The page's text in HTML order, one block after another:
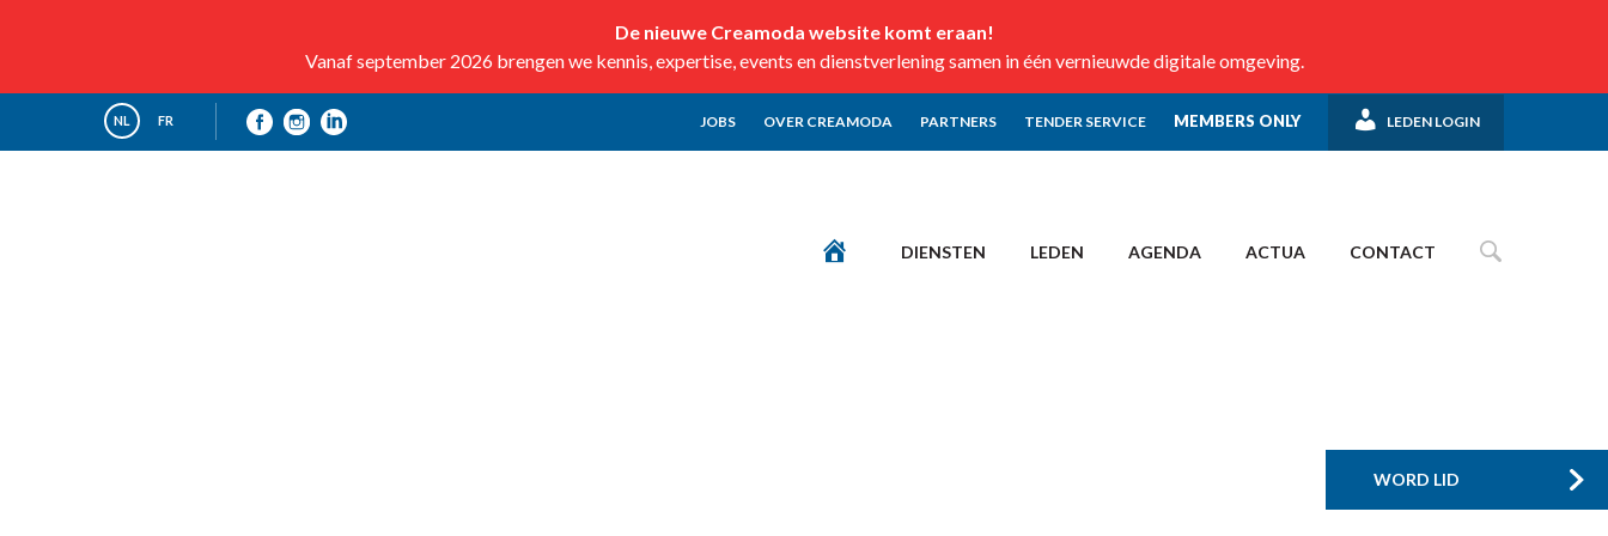
De nieuwe Creamoda website komt eraan!
Vanaf september 2026 brengen we kennis, expertise, events en dienstverlening samen in één vernieuwde digitale omgeving.
NL FR JOBS OVER CREAMODA PARTNERS TENDER SERVICE MEMBERS ONLY LEDEN LOGIN
DIENSTEN LEDEN AGENDA ACTUA CONTACT
WORD LID